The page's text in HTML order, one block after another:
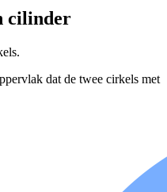
cilinder
dat de twee cirkels met